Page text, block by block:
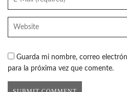
Guarda mi nombre, correo
para la próxima vez que comente.